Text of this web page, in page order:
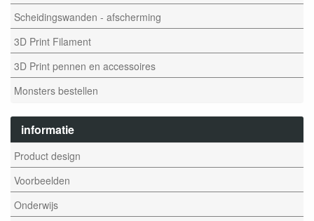
Scheidingswanden - afscherming
3D Print Filament
3D Print pennen en accessoires
Monsters bestellen
informatie
Product design
Voorbeelden
Onderwijs